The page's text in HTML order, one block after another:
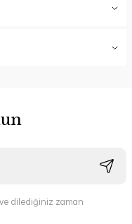
ve dilediğiniz zaman